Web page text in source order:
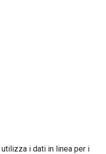
utilizza i dati in linea per i